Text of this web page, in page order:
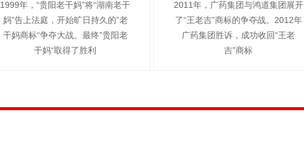
1999年，“贵阳老干妈”将“湖南老干
妈”告上法庭，开始旷日持久的”老
干妈商标“争夺大战。最终”贵阳老
干妈“取得了胜利
2011年，广药集团与鸿道集团展开
了“王老吉”商标的争夺战。2012年
广药集团胜诉，成功收回“王老
吉”商标